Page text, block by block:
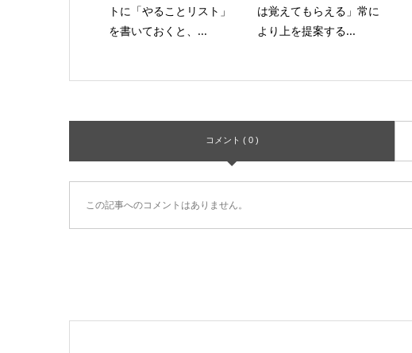
トに「やることリスト」
を書いておくと、...
は覚えてもらえる」常に
より上を提案する...
コメント ( 0 )
この記事へのコメントはありません。